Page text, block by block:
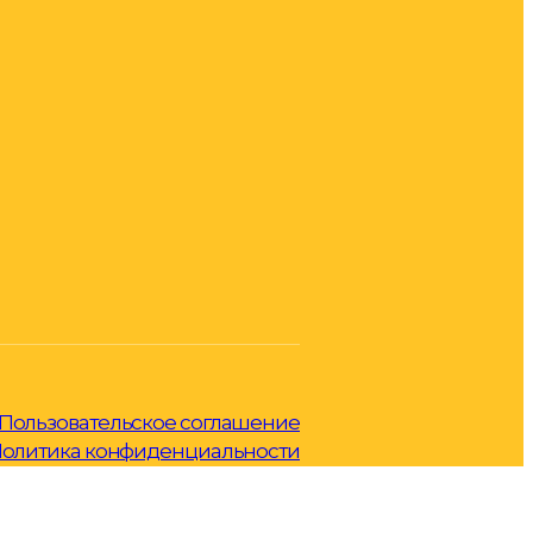
соглашение
конфиденциальности